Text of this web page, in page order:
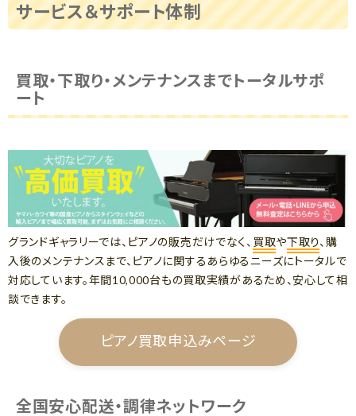
サービス＆サポート体制
買取・下取り・メンテナンスまでトータルサポ
ート
グランドギャラリーでは、ピアノの販売だけでなく、 買取や下取り、購
入後のメンテナンスまで、ピアノに関するあらゆるニーズにトータルで
対応しています。年間10,000台もの買取実績があるため、安心して相
談できます。
ピアノ買取申込みページ
全国安心配送・調律ネットワーク